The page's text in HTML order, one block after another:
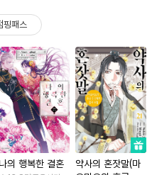
핑패스
나의 행복한 결혼
약사의 혼잣말(마